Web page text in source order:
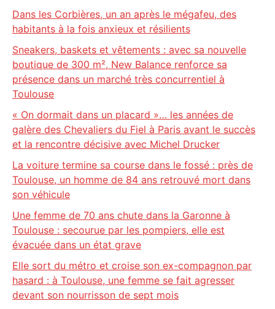
Dans les Corbières, un an après le mégafeu, des
habitants à la fois anxieux et résilients
Sneakers, baskets et vêtements : avec sa nouvelle
boutique de 300 m², New Balance renforce sa
présence dans un marché très concurrentiel à
Toulouse
« On dormait dans un placard »… les années de
galère des Chevaliers du Fiel à Paris avant le succès
et la rencontre décisive avec Michel Drucker
La voiture termine sa course dans le fossé : près de
Toulouse, un homme de 84 ans retrouvé mort dans
son véhicule
Une femme de 70 ans chute dans la Garonne à
Toulouse : secourue par les pompiers, elle est
évacuée dans un état grave
Elle sort du métro et croise son ex-compagnon par
hasard : à Toulouse, une femme se fait agresser
devant son nourrisson de sept mois